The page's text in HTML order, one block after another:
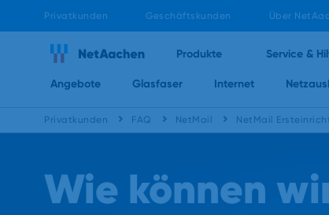
Privatkunden Geschäftskunden Über
Produkte Service &
Angebote Glasfaser Internet
Privatkunden FAQ NetMail NetMail
Wie können